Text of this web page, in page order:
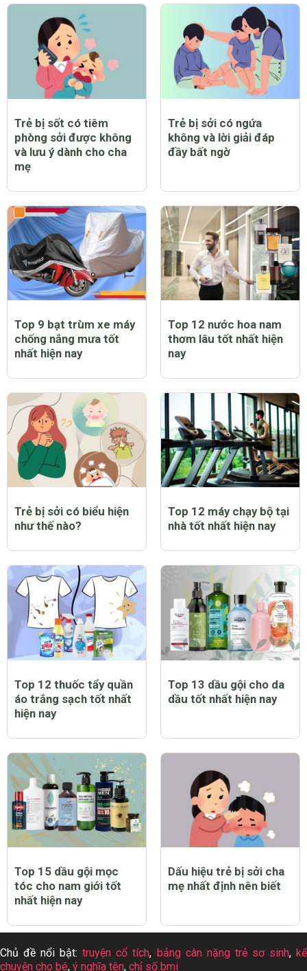
Trẻ bị sởi có nằm điều
hòa được không?
Trẻ bị sởi có được bật
quạt không và lưu ý cần
thiết khi chăm sóc trẻ
bị bệnh
Trẻ bị sốt có tiêm
phòng sởi được không
và lưu ý dành cho cha
mẹ
Trẻ bị sởi có ngứa
không và lời giải đáp
đầy bất ngờ
Top 9 bạt trùm xe máy
chống nắng mưa tốt
nhất hiện nay
Top 12 nước hoa nam
thơm lâu tốt nhất hiện
nay
Trẻ bị sởi có biểu hiện
như thế nào?
Top 12 máy chạy bộ tại
nhà tốt nhất hiện nay
Top 12 thuốc tẩy quần
áo trắng sạch tốt nhất
hiện nay
Top 13 dầu gội cho da
dầu tốt nhất hiện nay
Top 15 dầu gội mọc
Dấu hiệu trẻ bị sởi cha